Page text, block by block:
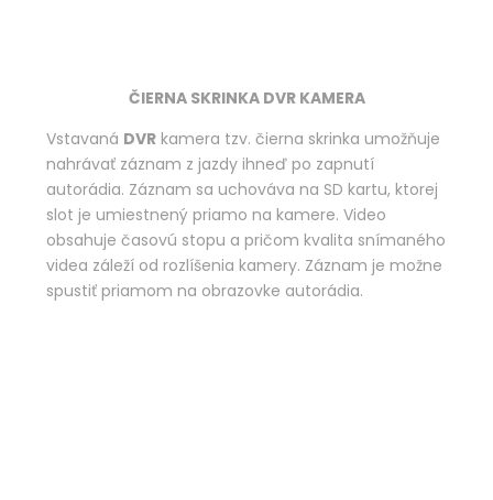
ČIERNA SKRINKA DVR KAMERA
Vstavaná DVR kamera tzv. čierna skrinka umožňuje
nahrávať záznam z jazdy ihneď po zapnutí
autorádia. Záznam sa uchováva na SD kartu, ktorej
slot je umiestnený priamo na kamere. Video
obsahuje časovú stopu a pričom kvalita snímaného
videa záleží od rozlíšenia kamery. Záznam je možne
spustiť priamom na obrazovke autorádia.